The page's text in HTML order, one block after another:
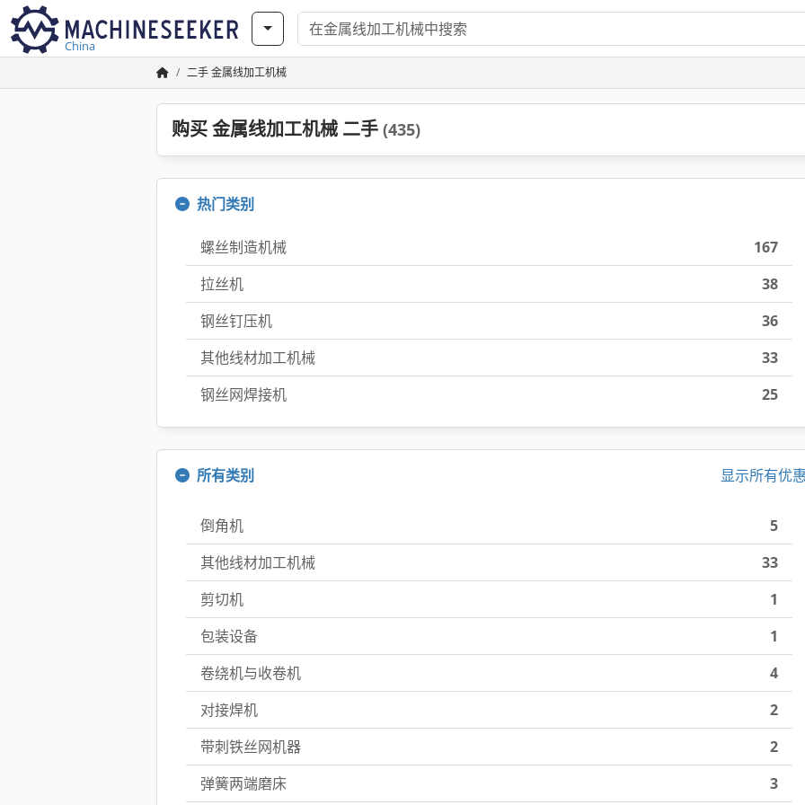
China
二手 金属线加工机械
购买 金属线加工机械 二手 (435)
热门类别
螺丝制造机械
167
拉丝机
38
钢丝钉压机
36
其他线材加工机械
33
钢丝网焊接机
25
所有类别 显示所有优
倒角机
5
其他线材加工机械
33
剪切机
1
包装设备
1
卷绕机与收卷机
4
对接焊机
2
带刺铁丝网机器
2
弹簧两端磨床
3